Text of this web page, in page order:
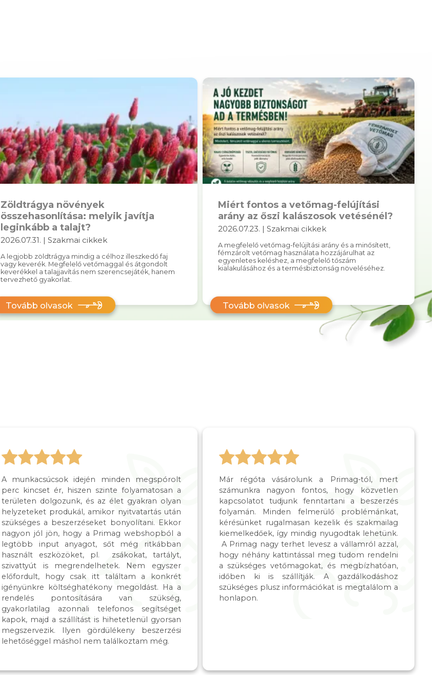
Zöldtrágya növények
összehasonlítása: melyik javítja
leginkább a talajt?
2026.07.31. | Szakmai cikkek
A legjobb zöldtrágya mindig a célhoz illeszkedő faj
vagy keverék. Megfelelő vetőmaggal és átgondolt
keverékkel a talajjavítás nem szerencsejáték, hanem
tervezhető gyakorlat.
Tovább olvasok
Miért fontos a vetőmag-felújítási
arány az őszi kalászosok vetésénél?
2026.07.23. | Szakmai cikkek
A megfelelő vetőmag-felújítási arány és a minősített,
fémzárolt vetőmag használata hozzájárulhat az
egyenletes keléshez, a megfelelő tőszám
kialakulásához és a termésbiztonság növeléséhez.
Tovább olvasok
A munkacsúcsok idején minden megspórolt
perc kincset ér, hiszen szinte folyamatosan a
területen dolgozunk, és az élet gyakran olyan
helyzeteket produkál, amikor nyitvatartás után
szükséges a beszerzéseket bonyolítani. Ekkor
nagyon jól jön, hogy a Primag webshopból a
legtöbb input anyagot, sőt még ritkábban
használt eszközöket, pl. zsákokat, tartályt,
szivattyút is megrendelhetek. Nem egyszer
előfordult, hogy csak itt találtam a konkrét
igényünkre költséghatékony megoldást. Ha a
rendelés pontosítására van szükség,
gyakorlatilag azonnali telefonos segítséget
kapok, majd a szállítást is hihetetlenül gyorsan
megszervezik. Ilyen gördülékeny beszerzési
lehetőséggel máshol nem találkoztam még.
Már régóta vásárolunk a Primag-tól, mert
számunkra nagyon fontos, hogy közvetlen
kapcsolatot tudjunk fenntartani a beszerzés
folyamán. Minden felmerülő problémánkat,
kérésünket rugalmasan kezelik és szakmailag
kiemelkedőek, így mindig nyugodtak lehetünk.
A Primag nagy terhet levesz a vállamról azzal,
hogy néhány kattintással meg tudom rendelni
a szükséges vetőmagokat, és megbízhatóan,
időben ki is szállítják. A gazdálkodáshoz
szükséges plusz információkat is megtalálom a
honlapon.